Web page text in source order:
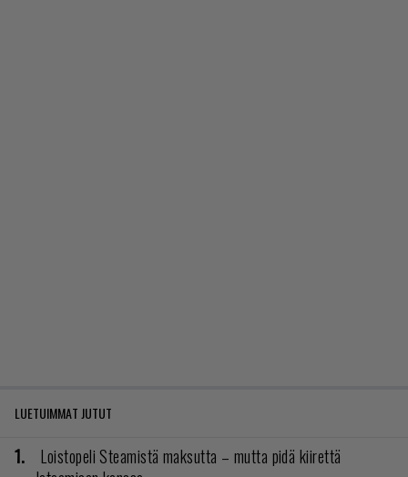
LUETUIMMAT JUTUT
Loistopeli Steamistä maksutta – mutta pidä kiirettä